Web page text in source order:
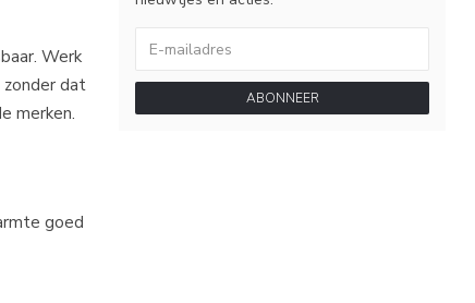
Werk
dat
merken.
goed
ABONNEER